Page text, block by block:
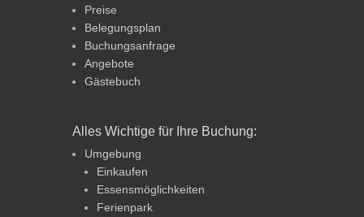
Preise
Belegungsplan
Buchungsanfrage
Angebote
Gästebuch
Alles Wichtige für Ihre Buchung:
Umgebung
Einkaufen
Essensmöglichkeiten
Ferienpark